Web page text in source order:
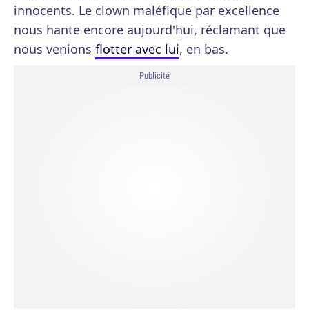
innocents. Le clown maléfique par excellence
nous hante encore aujourd'hui, réclamant que
nous venions flotter avec lui, en bas.
Publicité